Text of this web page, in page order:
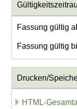
Fassung gültig
Fassung gültig
Drucken/
HTML-